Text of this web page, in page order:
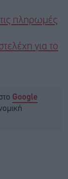
πληρωμές
για το
Google